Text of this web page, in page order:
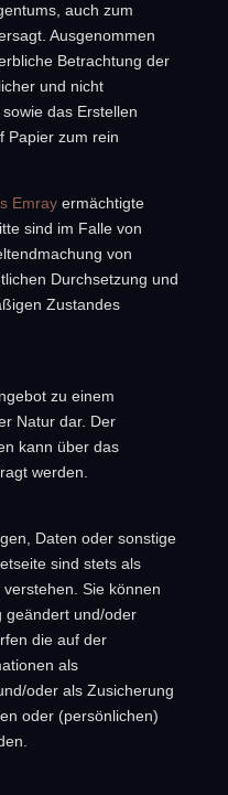
auch zum
Ausgenommen
Betrachtung der
und nicht
das Erstellen
Papier zum rein
Emrayermächtigte
sind im Falle von
von
Durchsetzung und
Zustandes
zu einem
Natur dar. Der
kann über das
werden.
Daten oder sonstige
sind stets als
Sie können
geändert und/oder
die auf der
als
oder als Zusicherung
oder (persönlichen)